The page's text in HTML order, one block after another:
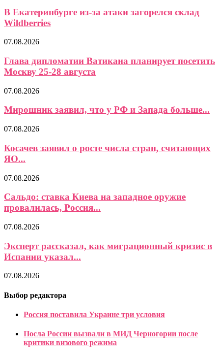
В Екатеринбурге из-за атаки загорелся склад
Wildberries
07.08.2026
Глава дипломатии Ватикана планирует посетить
Москву 25-28 августа
07.08.2026
Мирошник заявил, что у РФ и Запада больше...
07.08.2026
Косачев заявил о росте числа стран, считающих
ЯО...
07.08.2026
Сальдо: ставка Киева на западное оружие
провалилась, Россия...
07.08.2026
Эксперт рассказал, как миграционный кризис в
Испании указал...
07.08.2026
Выбор редактора
Россия поставила Украине три условия
Посла России вызвали в МИД Черногории после
критики визового режима